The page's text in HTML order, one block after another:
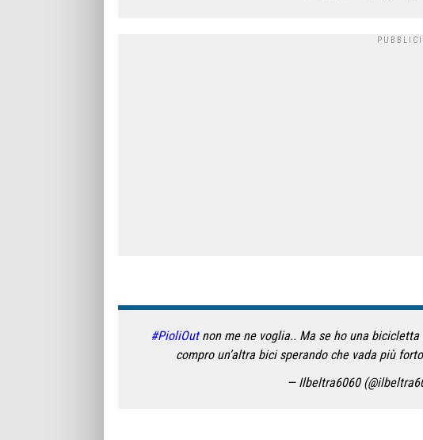
#PioliOutnon me ne voglia.. Ma se ho una
compro un’altra bici sperando che vada più
— Ilbeltra6060